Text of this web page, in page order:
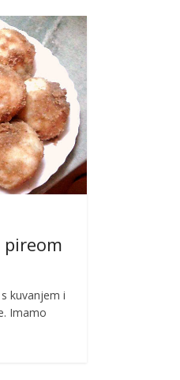
pireom
kuvanjem i
Imamo